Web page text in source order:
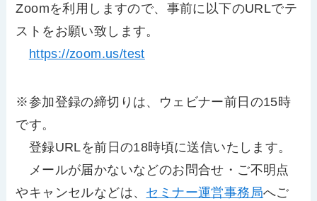
Zoomを利用しますので、事前に以下のURLでテ
ストをお願い致します。
https://zoom.us/test
※参加登録の締切りは、ウェビナー前日の15時
です。
登録URLを前日の18時頃に送信いたします。
メールが届かないなどのお問合せ・ご不明点
やキャンセルなどは、 セミナー運営事務局へご